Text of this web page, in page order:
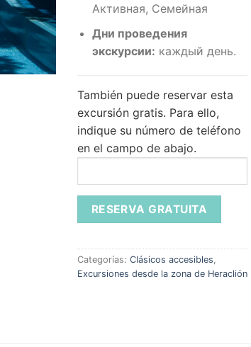
Активная, Семейная
Дни проведения
экскурсии: каждый день.
También puede reservar esta
excursión gratis. Para ello,
indique su número de teléfono
en el campo de abajo.
Categorías: Clásicos accesibles,
Excursiones desde la zona de Heraclión